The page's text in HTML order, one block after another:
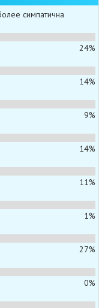
симпатична
24%
14%
9%
14%
11%
1%
27%
0%